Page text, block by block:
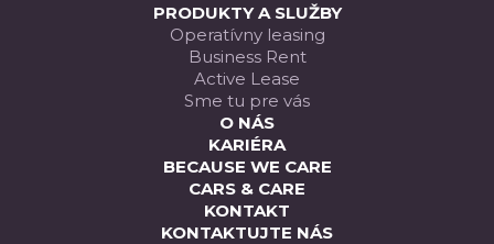
PRODUKTY A SLUŽBY
Operatívny leasing
Business Rent
Active Lease
Sme tu pre vás
O NÁS
KARIÉRA
BECAUSE WE CARE
CARS & CARE
KONTAKT
KONTAKTUJTE NÁS